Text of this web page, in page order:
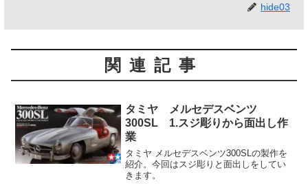
hide03
関連記事
タミヤ メルセデスベンツ
300SL 1.スジ彫りから面出し作
業
タミヤ メルセデスベンツ300SLの製作を
紹介。今回はスジ彫りと面出しをしてい
きます。